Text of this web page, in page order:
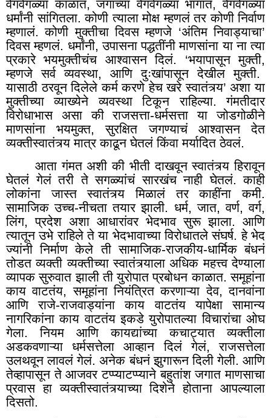
वेगवेगळ्या काळात, जगाच्या वेगवेगळ्या भागात, वेगवेगळ्या
धर्मांनी सांगितला. कोणी त्याला मोक्ष म्हणलं तर कोणी निर्वाण
म्हणालं. कोणी मुक्तीचा दिवस म्हणजे ‘अंतिम निवाड्याचा’
दिवस म्हणलं. धर्मांनी, उपासना पद्धतींनी माणसांना या ना त्या
प्रकारे भयमुक्तीचंच आश्वासन दिलं. ‘भयापासून मुक्ती,
म्हणजे सर्व व्यवस्था, आणि दुःखांपासून देखील मुक्ती.
यासाठी ठरवून दिलेले कर्म करणे हेच खरे स्वातंत्र्य’ अशा या
मुक्तीच्या व्याख्येने व्यवस्था टिकून राहिल्या. गंमतीदार
विरोधाभास असा की राजसत्ता-धर्मसत्ता या जोडगोळीने
माणसांना भयमुक्त, सुरक्षित जगण्याचं आश्वासन देत
व्यक्तीस्वातंत्र्य मात्र काढून घेतलं किंवा मर्यादित ठेवलं.
आता गंमत अशी की भीती दाखवून स्वातंत्र्य हिरावून
घेतलं गेलं तरी ते सगळ्यांचं सारखंच नाही घेतलं. काही
लोकांना जास्त स्वातंत्र्य मिळालं तर काहींना कमी.
सामाजिक उच्च-नीचता तयार झाली. धर्म, जात, वर्ण, वर्ग,
लिंग, प्रदेश अशा आधारांवर भेदभाव सुरू झाला. आणि
त्यातून उभे राहिले ते या भेदभावाच्या विरोधातले संघर्ष. हे भेद
ज्यांनी निर्माण केले ती सामाजिक-राजकीय-धार्मिक बंधनं
तोडत व्यक्ती व्यक्तीच्या स्वातंत्र्याला अधिक महत्त्व देण्याला
व्यापक सुरुवात झाली ती युरोपात प्रबोधन काळात. समूहांना
काय वाटतंय, समूहांना नियंत्रित करणाऱ्या देव, दानवांना
आणि राजे-राजवाड्यांना काय वाटतंय यापेक्षा सामान्य
नागरिकांना काय वाटतंय इकडे युरोपातल्या विचारांचा ओघ
गेला. नियम आणि कायद्यांच्या कचाट्यात व्यक्तीला
अडकवणाऱ्या धर्मसत्तेला आव्हान दिलं गेलं, राजसत्तेला
उलथवून लावलं गेलं. अनेक बंधनं झुगारून दिली गेली. आणि
तेव्हापासून ते आजवर टप्प्याटप्प्याने बहुतांश जगात माणसाचा
प्रवास हा व्यक्तीस्वातंत्र्याच्या दिशेने होताना आपल्याला
दिसतो.